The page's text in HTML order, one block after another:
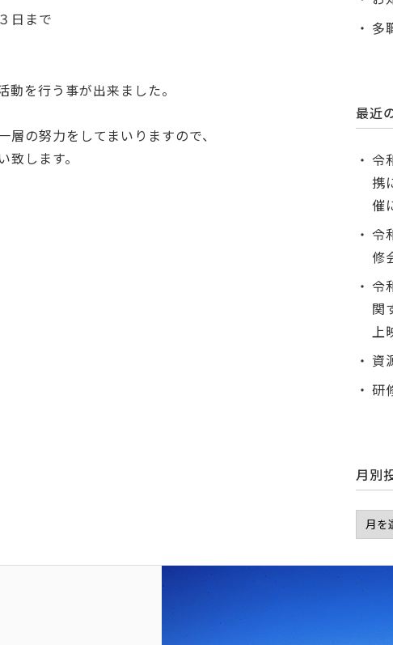
日まで
を行う事が出来ました。
の努力をしてまいりますので、
します。
多
最近
令
携
催
令
修
令
関
資
研
月別